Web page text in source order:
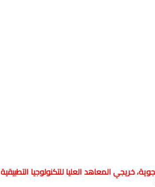
خريجي المعاهد العليا للتكنولوجيا التطبيقية